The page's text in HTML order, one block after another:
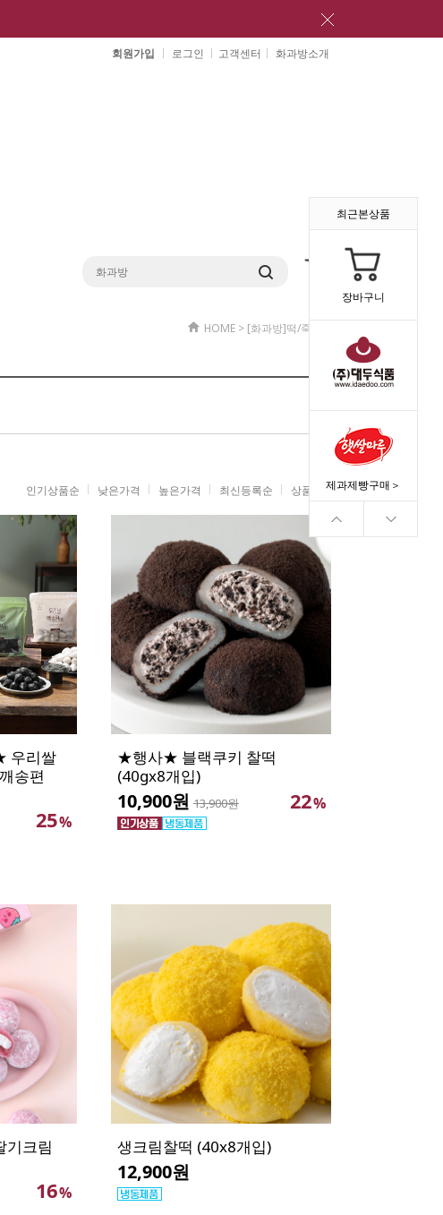
회원가입 로그인 고객센터 화과방소개
최근본상품
장바구니
제과제빵구매＞
HOME > [화과방]떡/죽
인기상품순 낮은가격 높은가격 최신등록순 상품명순
우리쌀
송편
25%
★행사★ 블랙쿠키 찰떡
(40gx8개입)
10,900원 13,900원 22%
크림
16%
생크림찰떡 (40x8개입)
12,900원